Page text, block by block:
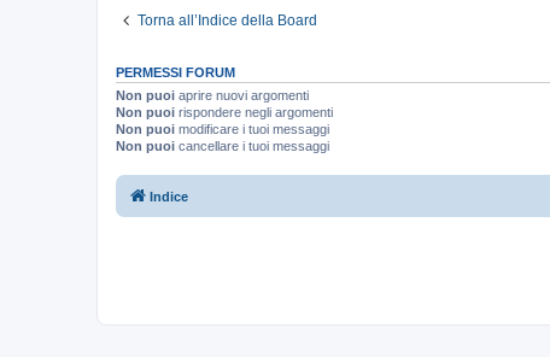
Torna all’Indice della Board
PERMESSI FORUM
Non puoi aprire nuovi argomenti
Non puoi rispondere negli argomenti
Non puoi modificare i tuoi messaggi
Non puoi cancellare i tuoi messaggi
Indice